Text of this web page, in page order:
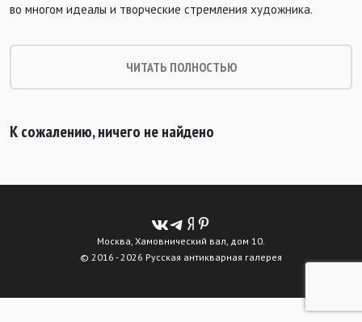
во многом идеалы и творческие стремления художника.
ЧИТАТЬ ПОЛНОСТЬЮ
К сожалению, ничего не найдено
Москва, Хамовнический вал, дом 10.
© 2016 - 2026 Русская антикварная галерея